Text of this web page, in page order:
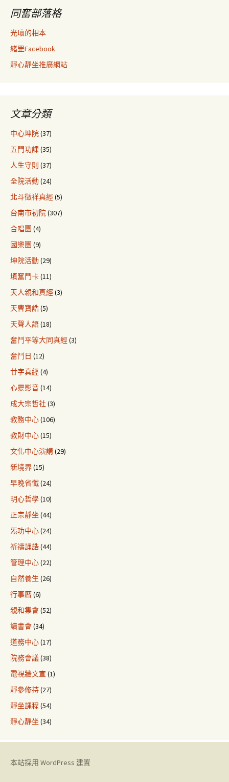
同奮部落格
光瓌的相本
緒罡Facebook
靜心靜坐推廣網站
文章分類
中心坤院(37)
五門功課(35)
人生守則 (37)
全院活動(24)
北斗徵祥真經(5)
台南市初院(307)
合唱團 (4)
國樂團 (9)
坤院活動(29)
填奮鬥卡(11)
天人親和真經(3)
天曹寶誥(5)
天聲人語(18)
奮鬥平等大同真經(3)
奮鬥日 (12)
廿字真經(4)
心靈影音(14)
成大宗哲社(3)
教務中心(106)
教財中心(15)
文化中心演講(29)
新境界(15)
早晚省懺(24)
明心哲學(10)
正宗靜坐 (44)
炁功中心(24)
祈禱誦誥(44)
管理中心(22)
自然養生 (26)
行事曆(6)
親和集會(52)
讀書會(34)
道務中心(17)
院務會議(38)
電視牆文宣 (1)
靜參修持(27)
靜坐課程 (54)
靜心靜坐 (34)
本站採用 WordPress 建置